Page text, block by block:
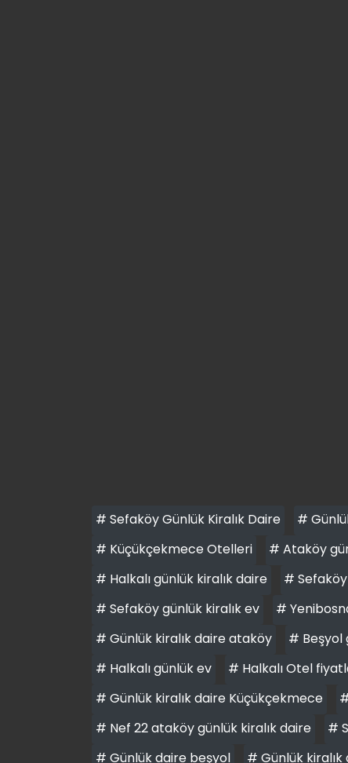
# Sefaköy Günlük Kiralık Daire #
# Küçükçekmece Otelleri
# Ataköy
# Halkalı günlük kiralık daire
#
# Sefaköy günlük kiralık ev
#
# Günlük kiralık daire ataköy
# Beşyol
# Halkalı günlük ev
# Halkalı Otel
# Günlük kiralık daire Küçükçekmece
# Nef 22 ataköy günlük kiralık daire
#
# Günlük daire beşyol
# Günlük